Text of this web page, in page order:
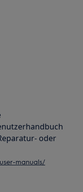
oder
manuals/